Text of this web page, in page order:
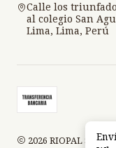
Calle los
al colegio San
Lima, Lima, Perú
2026 RIOPAL SPORT.